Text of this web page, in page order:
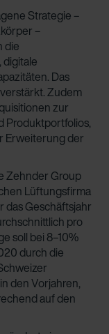
Strategie –
–
die
Das
Zudem
zur
Produktportfolios,
Erweiterung der
Zehnder Group
Lüftungsfirma
das Geschäftsjahr
pro
soll bei 8–10%
durch die
den Vorjahren,
auf den